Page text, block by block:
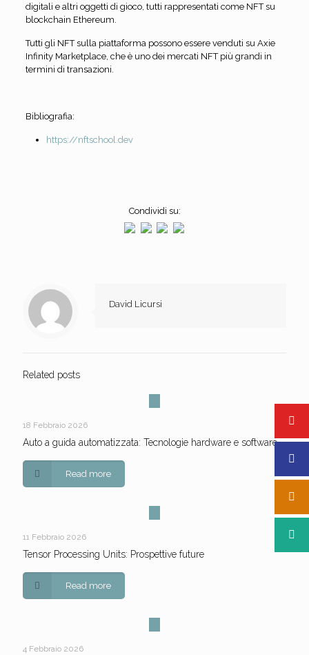
digitali e altri oggetti di gioco, tutti rappresentati come NFT su
blockchain Ethereum.
Tutti gli NFT sulla piattaforma possono essere venduti su Axie
Infinity Marketplace, che è uno dei mercati NFT più grandi in
termini di transazioni.
Bibliografia:
https://nftschool.dev
Condividi su:
David Licursi
Related posts
18 Febbraio 2026
Auto a guida automatizzata: Tecnologie hardware e software
Read more
11 Febbraio 2026
Tensor Processing Units: Prospettive future
Read more
4 Febbraio 2026